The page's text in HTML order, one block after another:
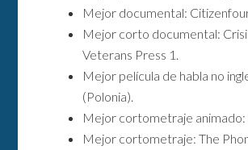
Mejor documental:
Mejor corto documental:
Veterans Press 1.
Mejor película de habla no
(Polonia).
Mejor cortometraje animado:
Mejor cortometraje: The